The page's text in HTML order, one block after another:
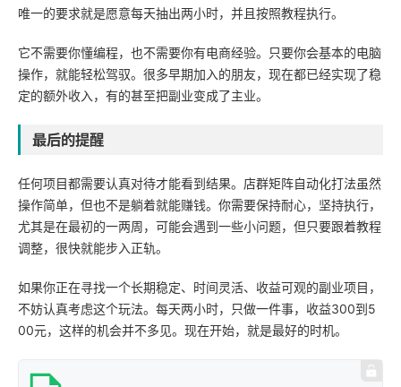
唯一的要求就是愿意每天抽出两小时，并且按照教程执行。
它不需要你懂编程，也不需要你有电商经验。只要你会基本的电脑
操作，就能轻松驾驭。很多早期加入的朋友，现在都已经实现了稳
定的额外收入，有的甚至把副业变成了主业。
最后的提醒
任何项目都需要认真对待才能看到结果。店群矩阵自动化打法虽然
操作简单，但也不是躺着就能赚钱。你需要保持耐心，坚持执行，
尤其是在最初的一两周，可能会遇到一些小问题，但只要跟着教程
调整，很快就能步入正轨。
如果你正在寻找一个长期稳定、时间灵活、收益可观的副业项目，
不妨认真考虑这个玩法。每天两小时，只做一件事，收益300到5
00元，这样的机会并不多见。现在开始，就是最好的时机。